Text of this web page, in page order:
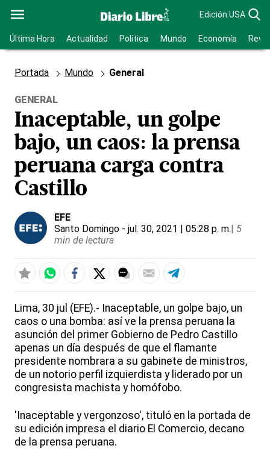
Edición USA
Última Hora Actualidad Política Mundo Economía
Portada Mundo General
GENERAL
Inaceptable, un golpe
bajo, un caos: la prensa
peruana carga contra
Castillo
EFE
Santo Domingo - jul. 30, 2021 | 05:28 p. m.| 5
min de lectura
Lima, 30 jul (EFE).- Inaceptable, un golpe bajo, un
caos o una bomba: así ve la prensa peruana la
asunción del primer Gobierno de Pedro Castillo
apenas un día después de que el flamante
presidente nombrara a su gabinete de ministros,
de un notorio perfil izquierdista y liderado por un
congresista machista y homófobo.
'Inaceptable y vergonzoso', tituló en la portada de
su edición impresa el diario El Comercio, decano
de la prensa peruana.